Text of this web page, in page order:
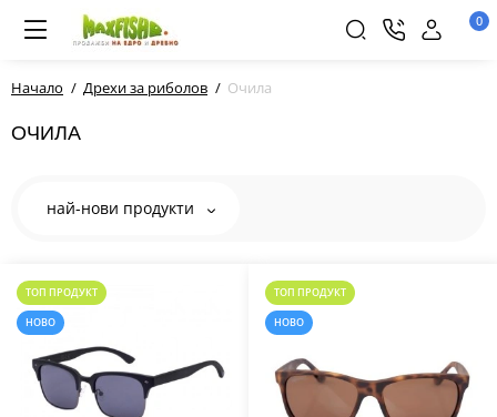
0
Начало Дрехи за риболов Очила
ОЧИЛА
най-нови продукти
ТОП ПРОДУКТ
НОВО
ТОП ПРОДУКТ
НОВО